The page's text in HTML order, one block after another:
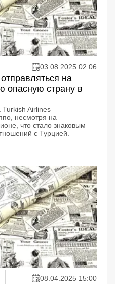
03.08.2025 02:06
на
опасную страну в
Airlines
несмотря на
что стало знаковым
с Турцией.
08.04.2025 15:00